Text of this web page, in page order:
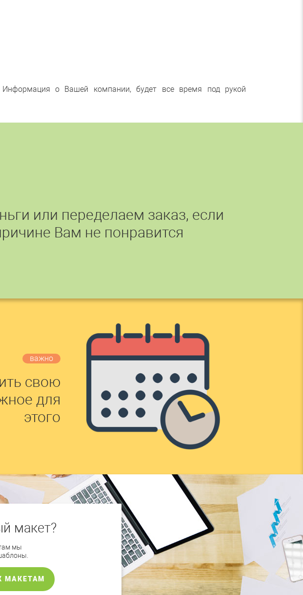
Информация о Вашей компании, будет все время под рукой
или переделаем заказ, если
Вам не понравится
важно
свою
для
этого
макет?
мы
МАКЕТАМ